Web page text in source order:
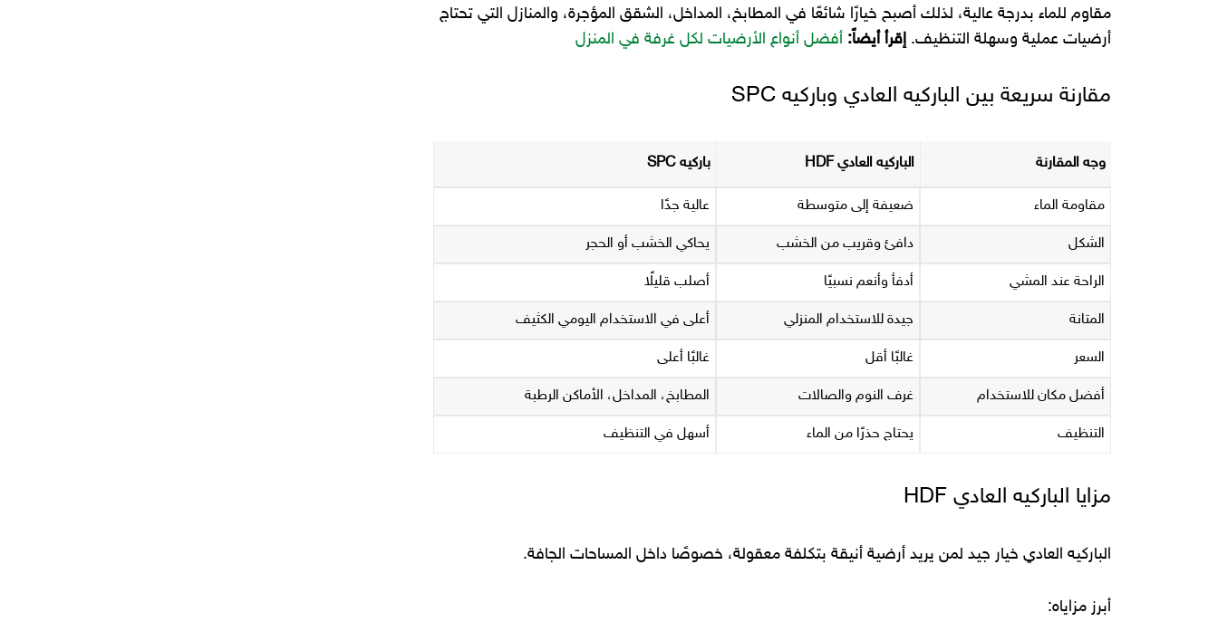
مقاوم للماء بدرجة عالية، لذلك أصبح خيارًا شائعًا في المطابخ، المداخل، الشقق المؤجرة، والمنازل التي تحتاج
أرضيات عملية وسهلة التنظيف. إقرأ أيضاً: أفضل أنواع الأرضيات لكل غرفة في المنزل
مقارنة سريعة بين الباركيه العادي وباركيه SPC
وجه المقارنة الباركيه العادي HDF باركيه SPC
مقاومة الماء ضعيفة إلى متوسطة عالية جدًا
الشكل دافئ وقريب من الخشب يحاكي الخشب أو الحجر
الراحة عند المشي أدفأ وأنعم نسبيًا أصلب قليلًا
المتانة جيدة للاستخدام المنزلي أعلى في الاستخدام اليومي الكثيف
السعر غالبًا أقل غالبًا أعلى
أفضل مكان للاستخدام غرف النوم والصالات المطابخ، المداخل، الأماكن الرطبة
التنظيف يحتاج حذرًا من الماء أسهل في التنظيف
مزايا الباركيه العادي HDF
الباركيه العادي خيار جيد لمن يريد أرضية أنيقة بتكلفة معقولة، خصوصًا داخل المساحات الجافة.
أبرز مزاياه: